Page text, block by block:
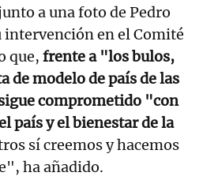
a una foto de Pedro
intervención en el Comité
que, frente a "los bulos,
de modelo de país de las
comprometido "con
país y el bienestar de la
sí creemos y hacemos
ha añadido.